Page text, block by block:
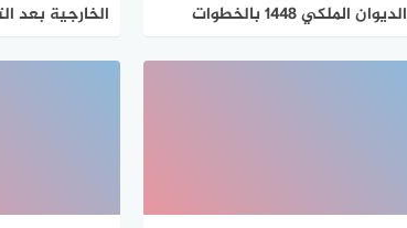
الديوان الملكي 1448 بالخطوات
الخارجية بعد